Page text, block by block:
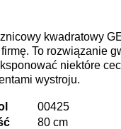
kwadratowy
To rozwiązanie
niektóre
wystroju.
00425
80 cm